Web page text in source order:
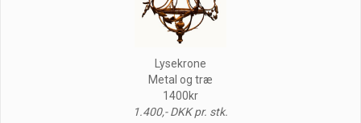
Lysekrone
Metal og træ
1400kr
1.400,- DKK pr. stk.